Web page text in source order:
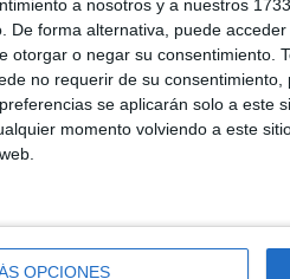
a nosotros y a nuestros
De forma alternativa, puede
otorgar o negar su consentimiento.
no requerir de su
se aplicarán solo a este
momento volviendo a este
OPCIONES
así”, comentó entre risas.
que tiene su presencia en
también